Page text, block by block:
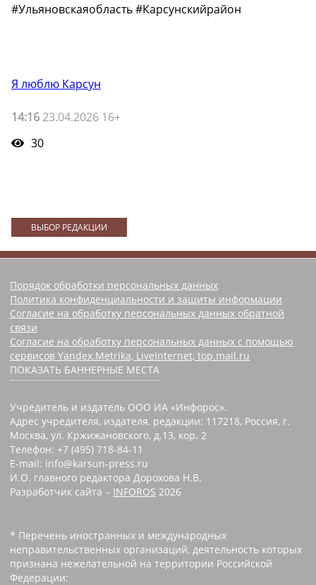
#Ульяновскаяобласть #Карсунскийрайон
Я люблю Карсун
14:16 23.04.2026 16+
30
ВЫБОР РЕДАКЦИИ
Порядок обработки персональных данных
Политика конфиденциальности и защиты информации
Согласие на обработку персональных данных обратной
связи
Согласие на обработку персональных данных с помощью
сервисов Yandex.Metrika, LiveInternet, top.mail.ru
ПОКАЗАТЬ БАННЕРНЫЕ МЕСТА
Учредитель и издатель ООО ИА «Инфорос».
Адрес учредителя, издателя, редакции: 117218, Россия, г.
Москва, ул. Кржижановского, д.13, кор. 2
Телефон: +7 (495) 718-84-11
E-mail: info@karsun-press.ru
И.О. главного редактора Дорохова Н.В.
Разработчик сайта – INFOROS 2026
* Перечень иностранных и международных
неправительственных организаций, деятельность которых
признана нежелательной на территории Российской
Федерации: